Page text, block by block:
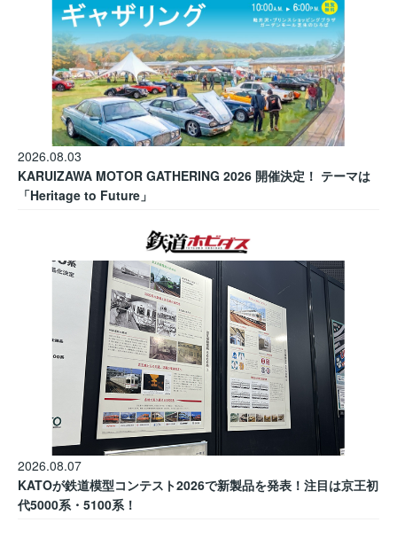
2026.08.03
KARUIZAWA MOTOR GATHERING 2026 開催決定！ テーマは
「Heritage to Future」
2026.08.07
KATOが鉄道模型コンテスト2026で新製品を発表！注目は京王初
代5000系・5100系！